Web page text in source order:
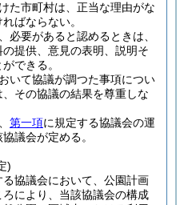
た市町村は、正当な理由がな
ばならない。
必要があると認めるときは、
提供、意見の表明、説明そ
できる。
いて協議が調つた事項につい
その協議の結果を尊重しな
第一項に規定する協議会の運
議会が定める。
)
る協議会において、公園計画
により、当該協議会の構成